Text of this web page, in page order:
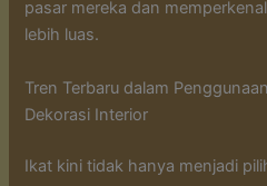
pasar mereka dan
lebih luas.
Tren Terbaru dalam
Dekorasi Interior
Ikat kini tidak hanya menjadi